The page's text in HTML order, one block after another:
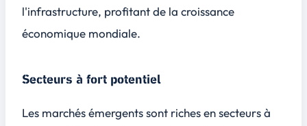
l'infrastructure, profitant de la croissance
économique mondiale.
Secteurs à fort potentiel
Les marchés émergents sont riches en secteurs à